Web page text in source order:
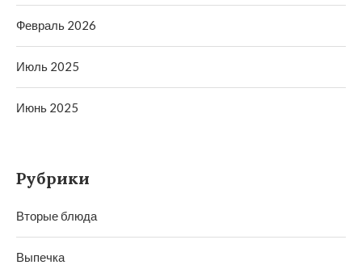
Февраль 2026
Июль 2025
Июнь 2025
Рубрики
Вторые блюда
Выпечка